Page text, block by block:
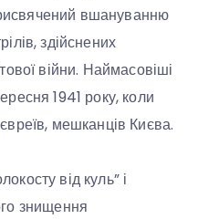
вшануванню
здійснених
війни. Наймасовіші
1941 року, коли
мешканців Києва.
від куль” і
знищення